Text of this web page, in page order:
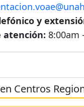
y
atención: 8:00am
Centros